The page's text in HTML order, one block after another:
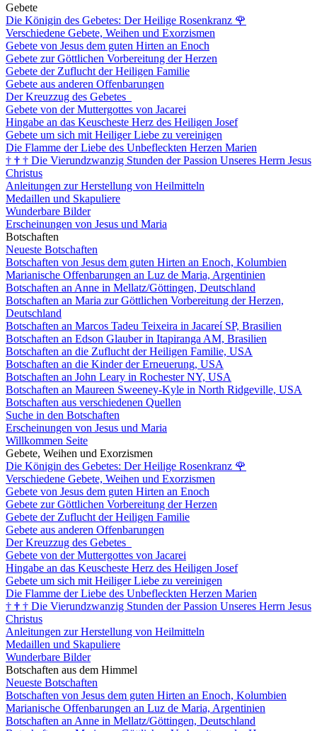
Gebete
Die Königin des Gebetes: Der Heilige Rosenkranz 🌹
Verschiedene Gebete, Weihen und Exorzismen
Gebete von Jesus dem guten Hirten an Enoch
Gebete zur Göttlichen Vorbereitung der Herzen
Gebete der Zuflucht der Heiligen Familie
Gebete aus anderen Offenbarungen
Der Kreuzzug des Gebetes
Gebete von der Muttergottes von Jacarei
Hingabe an das Keuscheste Herz des Heiligen Josef
Gebete um sich mit Heiliger Liebe zu vereinigen
Die Flamme der Liebe des Unbefleckten Herzen Marien
† † † Die Vierundzwanzig Stunden der Passion Unseres Herrn Jesus
Christus
Anleitungen zur Herstellung von Heilmitteln
Medaillen und Skapuliere
Wunderbare Bilder
Erscheinungen von Jesus und Maria
Botschaften
Neueste Botschaften
Botschaften von Jesus dem guten Hirten an Enoch, Kolumbien
Marianische Offenbarungen an Luz de Maria, Argentinien
Botschaften an Anne in Mellatz/Göttingen, Deutschland
Botschaften an Maria zur Göttlichen Vorbereitung der Herzen,
Deutschland
Botschaften an Marcos Tadeu Teixeira in Jacareí SP, Brasilien
Botschaften an Edson Glauber in Itapiranga AM, Brasilien
Botschaften an die Zuflucht der Heiligen Familie, USA
Botschaften an die Kinder der Erneuerung, USA
Botschaften an John Leary in Rochester NY, USA
Botschaften an Maureen Sweeney-Kyle in North Ridgeville, USA
Botschaften aus verschiedenen Quellen
Suche in den Botschaften
Erscheinungen von Jesus und Maria
Willkommen Seite
Gebete, Weihen und Exorzismen
Die Königin des Gebetes: Der Heilige Rosenkranz 🌹
Verschiedene Gebete, Weihen und Exorzismen
Gebete von Jesus dem guten Hirten an Enoch
Gebete zur Göttlichen Vorbereitung der Herzen
Gebete der Zuflucht der Heiligen Familie
Gebete aus anderen Offenbarungen
Der Kreuzzug des Gebetes
Gebete von der Muttergottes von Jacarei
Hingabe an das Keuscheste Herz des Heiligen Josef
Gebete um sich mit Heiliger Liebe zu vereinigen
Die Flamme der Liebe des Unbefleckten Herzen Marien
† † † Die Vierundzwanzig Stunden der Passion Unseres Herrn Jesus
Christus
Anleitungen zur Herstellung von Heilmitteln
Medaillen und Skapuliere
Wunderbare Bilder
Botschaften aus dem Himmel
Neueste Botschaften
Botschaften von Jesus dem guten Hirten an Enoch, Kolumbien
Marianische Offenbarungen an Luz de Maria, Argentinien
Botschaften an Anne in Mellatz/Göttingen, Deutschland